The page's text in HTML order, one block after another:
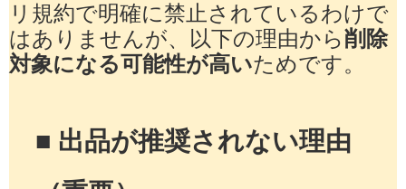
リ規約で明確に禁止されているわけで
はありませんが、以下の理由から削除
対象になる可能性が高いためです。
■ 出品が推奨されない理由